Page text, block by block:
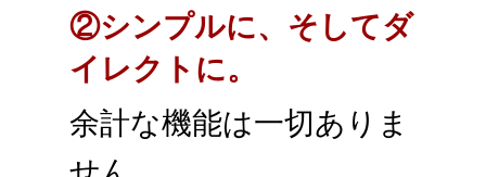
②シンプルに、そしてダ
イレクトに。
余計な機能は一切ありま
せん。